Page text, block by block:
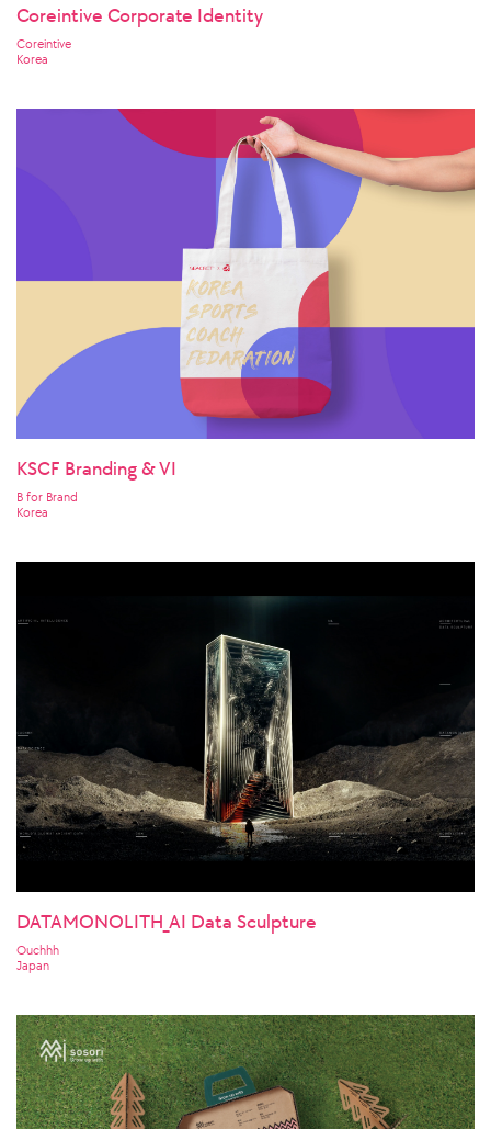
Coreintive Corporate Identity
Coreintive
Korea
KSCF Branding & VI
B for Brand
Korea
DATAMONOLITH_AI Data Sculpture
Ouchhh
Japan